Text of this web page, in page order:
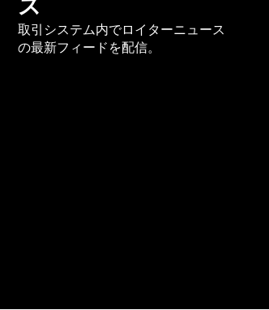
取引システム内でロイターニュース
の最新フィードを配信。